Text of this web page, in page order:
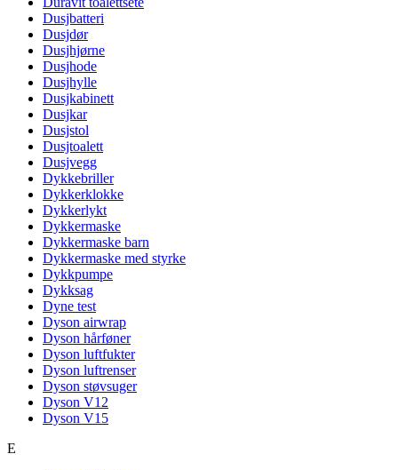
Dusjbatteri
Dusjdør
Dusjhjørne
Dusjhode
Dusjhylle
Dusjkabinett
Dusjkar
Dusjstol
Dusjtoalett
Dusjvegg
Dykkebriller
Dykkerklokke
Dykkerlykt
Dykkermaske
Dykkermaske barn
Dykkermaske med styrke
Dykkpumpe
Dykksag
Dyne test
Dyson airwrap
Dyson hårføner
Dyson luftfukter
Dyson luftrenser
Dyson støvsuger
Dyson V12
Dyson V15
E